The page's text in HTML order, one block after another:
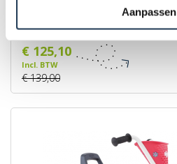
Aanpassen
€ 125,10
Incl. BTW
€ 139,00